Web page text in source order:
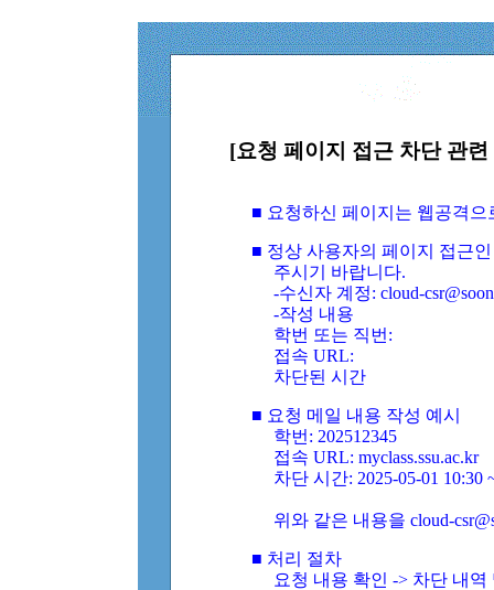
[요청 페이지 접근 차단 관
■ 요청하신 페이지는 웹공격
■ 정상 사용자의 페이지 접근
주시기 바랍니다.
-수신자 계정: cloud-
-작성 내용
학번 또는 직번:
접속 URL:
차단된 시간
■ 요청 메일 내용 작성 예시
학번: 202512345
접속 URL: myclass.ssu.ac.kr
차단 시간: 2025-05-01 10:30
위와 같은 내용을 cloud-
■ 처리 절차
요청 내용 확인 -> 차단 내